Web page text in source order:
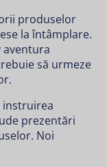
produselor
la întâmplare.
aventura
să urmeze
instruirea
prezentări
Noi